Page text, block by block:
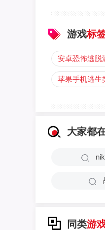
游戏标
安卓恐怖逃脱
苹果手机逃生
大家都
同类游